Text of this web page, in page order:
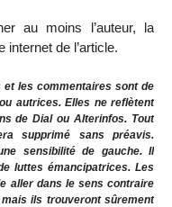
au moins l’auteur, la
internet de l’article.
les commentaires sont de
autrices. Elles ne reflètent
de Dial ou Alterinfos. Tout
supprimé sans préavis.
sensibilité de gauche. Il
luttes émancipatrices. Les
aller dans le sens contraire
ils trouveront sûrement